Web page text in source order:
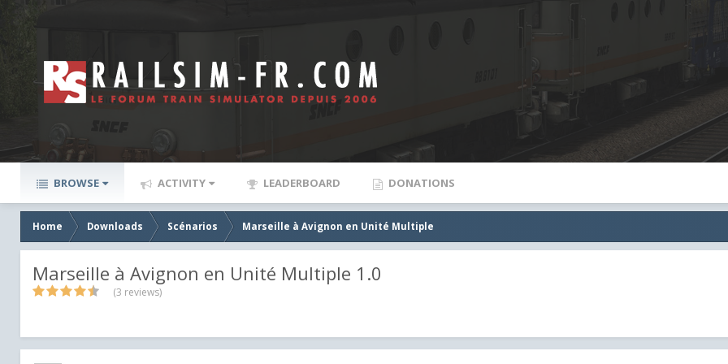
BROWSE ACTIVITY LEADERBOARD DONATIONS
Home Downloads Scénarios Marseille à Avignon en Unité Multiple
Marseille à Avignon en Unité Multiple 1.0
(3 reviews)